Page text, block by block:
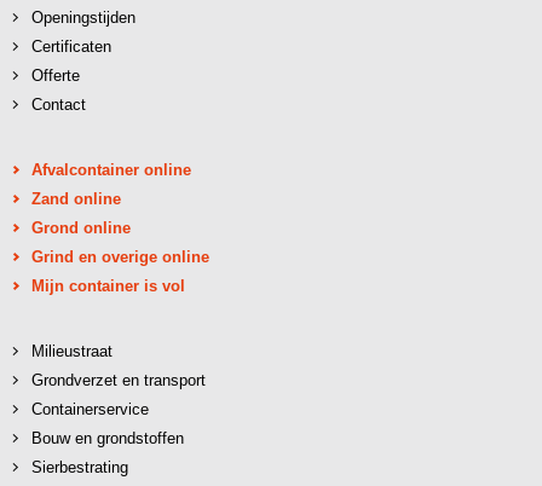
Openingstijden
Certificaten
Offerte
Contact
Afvalcontainer online
Zand online
Grond online
Grind en overige online
Mijn container is vol
Milieustraat
Grondverzet en transport
Containerservice
Bouw en grondstoffen
Sierbestrating